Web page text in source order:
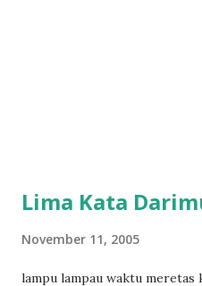
Lima Kata
November 11, 2005
lampu lampau waktu